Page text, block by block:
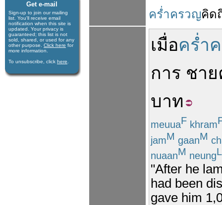
Get e-mail
Sign-up to join our mail­ing
list. You'll receive e­mail
notification when this site is
updated. Your privacy is
guaran­teed; this list is not
sold, shared, or used for any
other purpose. Click here for
more infor­mation.
To unsubscribe, click here
คร่ำครวญคิด
เมื่อคร่ำ
การ ชาย
บาท
meuuaF khram
jamM gaanM
nuaanM neungL
"After he
had been
gave him